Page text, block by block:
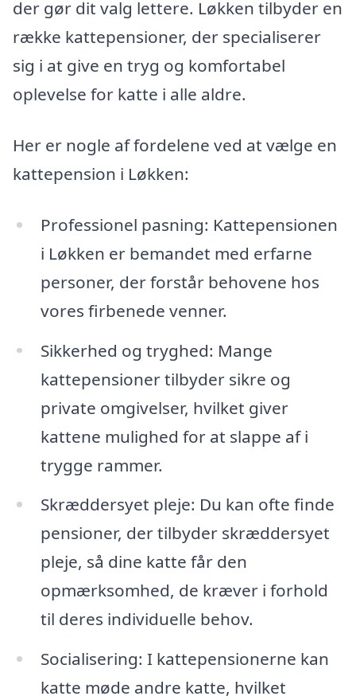
der gør dit valg lettere. Løkken tilbyder en
række kattepensioner, der specialiserer
sig i at give en tryg og komfortabel
oplevelse for katte i alle aldre.
Her er nogle af fordelene ved at vælge en
kattepension i Løkken:
Professionel pasning: Kattepensionen
i Løkken er bemandet med erfarne
personer, der forstår behovene hos
vores firbenede venner.
Sikkerhed og tryghed: Mange
kattepensioner tilbyder sikre og
private omgivelser, hvilket giver
kattene mulighed for at slappe af i
trygge rammer.
Skræddersyet pleje: Du kan ofte finde
pensioner, der tilbyder skræddersyet
pleje, så dine katte får den
opmærksomhed, de kræver i forhold
til deres individuelle behov.
Socialisering: I kattepensionerne kan
katte møde andre katte, hvilket